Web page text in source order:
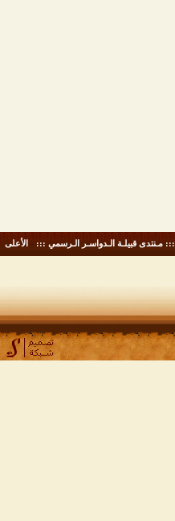
::: مـنتدى قبيلـة الـدواسـر الـرسمي ::: - الأعلى